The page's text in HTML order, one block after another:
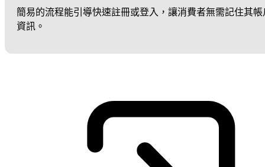
簡易的流程能引導快速註冊或登入，讓消費者無需記住其帳
資訊。